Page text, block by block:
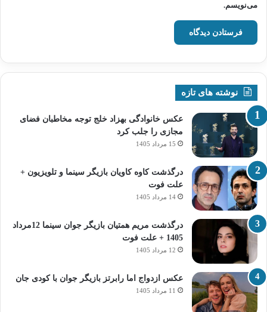
می‌نویسم.
نوشته های تازه
عکس خانوادگی بهزاد خلج توجه مخاطبان فضای
مجازی را جلب کرد
15 مرداد 1405
درگذشت کاوه کاویان بازیگر سینما و تلویزیون +
علت فوت
14 مرداد 1405
درگذشت مریم همتیان بازیگر جوان سینما 12مرداد
1405 + علت فوت
12 مرداد 1405
عکس ازدواج اما رابرتز بازیگر جوان با کودی جان
11 مرداد 1405